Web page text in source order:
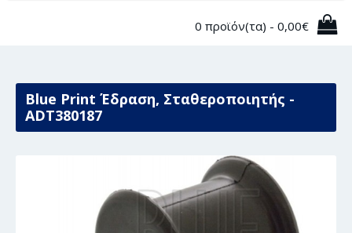
0 προϊόν(τα) - 0,00€
Blue Print Έδραση, Σταθεροποιητής -
ADT380187